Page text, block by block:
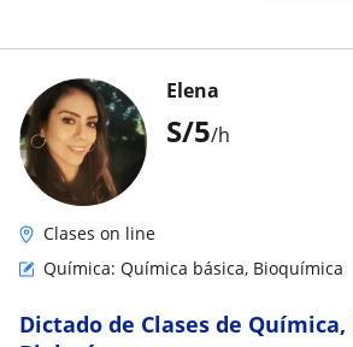
S/5/h
Elena
Clases on line
Química: Química básica, Bioquímica
Dictado de Clases de